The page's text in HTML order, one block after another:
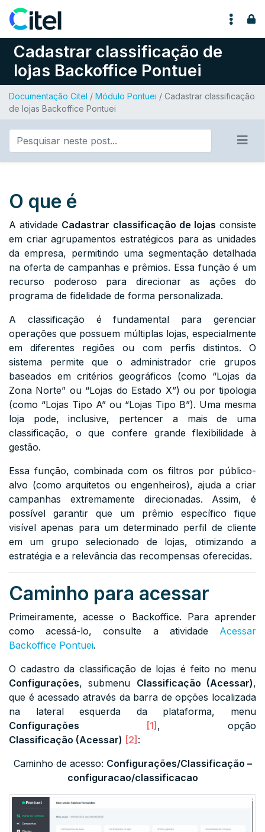
Pular para o conteúdo
Cadastrar classificação de
lojas Backoffice Pontuei
Documentação Citel / Módulo Pontuei / Cadastrar classificação
de lojas Backoffice Pontuei
O que é
A atividade Cadastrar classificação de lojas consiste
em criar agrupamentos estratégicos para as unidades
da empresa, permitindo uma segmentação detalhada
na oferta de campanhas e prêmios. Essa função é um
recurso poderoso para direcionar as ações do
programa de fidelidade de forma personalizada.
A classificação é fundamental para gerenciar
operações que possuem múltiplas lojas, especialmente
em diferentes regiões ou com perfis distintos. O
sistema permite que o administrador crie grupos
baseados em critérios geográficos (como “Lojas da
Zona Norte” ou “Lojas do Estado X”) ou por tipologia
(como “Lojas Tipo A” ou “Lojas Tipo B”). Uma mesma
loja pode, inclusive, pertencer a mais de uma
classificação, o que confere grande flexibilidade à
gestão.
Essa função, combinada com os filtros por público-
alvo (como arquitetos ou engenheiros), ajuda a criar
campanhas extremamente direcionadas. Assim, é
possível garantir que um prêmio específico fique
visível apenas para um determinado perfil de cliente
em um grupo selecionado de lojas, otimizando a
estratégia e a relevância das recompensas oferecidas.
Caminho para acessar
Primeiramente, acesse o Backoffice. Para aprender
como acessá-lo, consulte a atividade Acessar
Backoffice Pontuei.
O cadastro da classificação de lojas é feito no menu
Configurações, submenu Classificação (Acessar),
que é acessado através da barra de opções localizada
na lateralesquerda da plataforma, menu
Configurações
[1] , opção
Classificação (Acessar) [2] :
Caminho de acesso: Configurações/Classificação –
configuracao/classificacao